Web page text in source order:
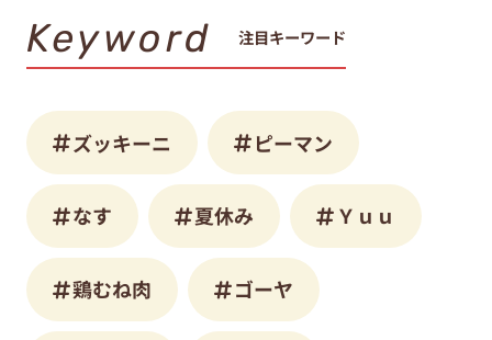
Keyword 注目キーワード
ズッキーニ ピーマン
なす 夏休み Ｙｕｕ
鶏むね肉 ゴーヤ